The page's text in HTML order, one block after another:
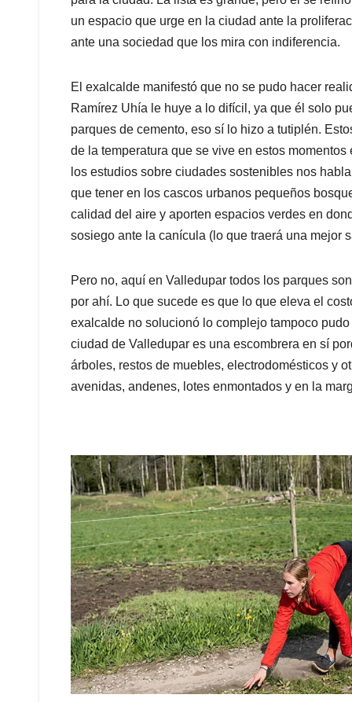
un espacio que urge en la ciudad ante la
ante una sociedad que los mira con indiferencia.
El exalcalde manifestó que no se pudo hacer
Ramírez Uhía le huye a lo difícil, ya que él solo
parques de cemento, eso sí lo hizo a tutiplén.
de la temperatura que se vive en estos
los estudios sobre ciudades sostenibles nos
que tener en los cascos urbanos pequeños
calidad del aire y aporten espacios verdes en
sosiego ante la canícula (lo que traerá una mejor
Pero no, aquí en Valledupar todos los parques
por ahí. Lo que sucede es que lo que eleva el
exalcalde no solucionó lo complejo tampoco
ciudad de Valledupar es una escombrera en sí
árboles, restos de muebles, electrodomésticos y
avenidas, andenes, lotes enmontados y en la